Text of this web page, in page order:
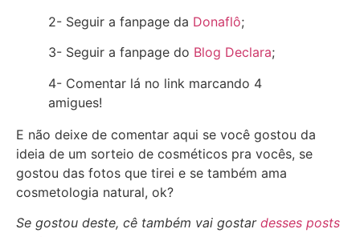
2- Seguir a fanpage da Donaflô;
3- Seguir a fanpage do Blog Declara;
4- Comentar lá no link marcando 4
amigues!
E não deixe de comentar aqui se você gostou da
ideia de um sorteio de cosméticos pra vocês, se
gostou das fotos que tirei e se também ama
cosmetologia natural, ok?
Se gostou deste, cê também vai gostar desses posts